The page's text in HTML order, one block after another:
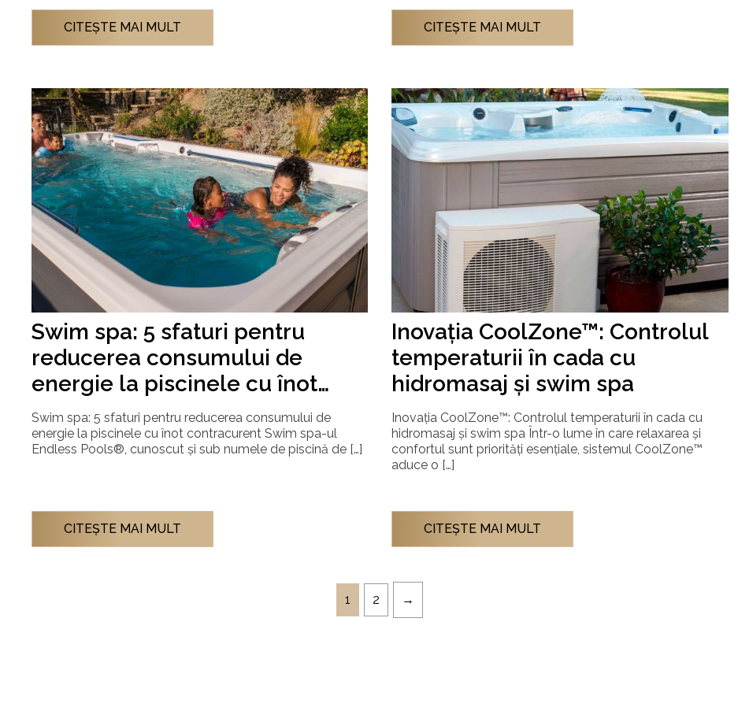
CITEŞTE MAI MULT CITEŞTE MAI MULT
Swim spa: 5 sfaturi pentru
reducerea consumului de
energie la piscinele cu înot
contracurent
Swim spa: 5 sfaturi pentru reducerea consumului de
energie la piscinele cu înot contracurent Swim spa-ul
Endless Pools®, cunoscut și sub numele de piscină de […]
CITEŞTE MAI MULT
Inovația CoolZone™: Controlul
temperaturii în cada cu
hidromasaj și swim spa
Inovația CoolZone™: Controlul temperaturii în cada cu
hidromasaj și swim spa Într-o lume în care relaxarea și
confortul sunt priorități esențiale, sistemul CoolZone™
aduce o […]
CITEŞTE MAI MULT
1 2